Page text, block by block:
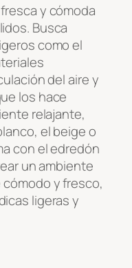
y cómoda
Busca
como el
del aire y
los hace
relajante,
el beige o
con el edredón
un ambiente
cómodo y fresco,
ligeras y